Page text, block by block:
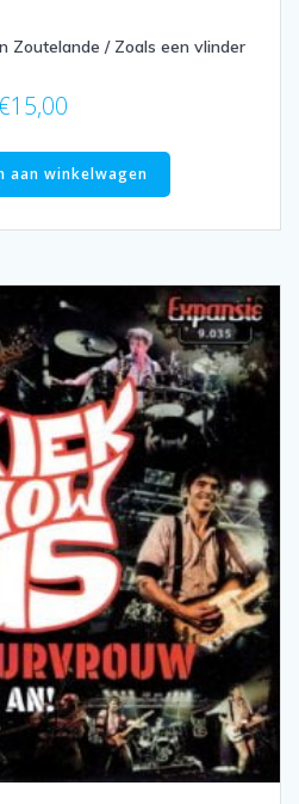
Zoutelande / Zoals een vlinder
15,00
aan winkelwagen